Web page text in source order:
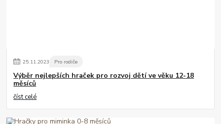
25.11.2023 Pro rodiče
Výběr nejlepších hraček pro rozvoj dětí ve věku 12-18
měsíců
číst celé